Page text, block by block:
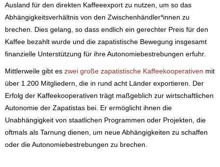
Ausland für den direkten Kaffeeexport zu nutzen, um so das
Abhängigkeitsverhältnis von den Zwischenhändler*innen zu
brechen. Dies gelang, so dass endlich ein gerechter Preis für den
Kaffee bezahlt wurde und die zapatistische Bewegung insgesamt
finanzielle Unterstützung für ihre Autonomiebestrebungen erfuhr.
Mittlerweile gibt es zwei große zapatistische Kaffeekooperativen mit
über 1.200 Mitgliedern, die in rund acht Länder exportieren. Der
Erfolg der Kaffeekooperativen trägt maßgeblich zur wirtschaftlichen
Autonomie der Zapatistas bei. Er ermöglicht ihnen die
Unabhängigkeit von staatlichen Programmen oder Projekten, die
oftmals als Tarnung dienen, um neue Abhängigkeiten zu schaffen
oder die Autonomiebestrebungen zu brechen.